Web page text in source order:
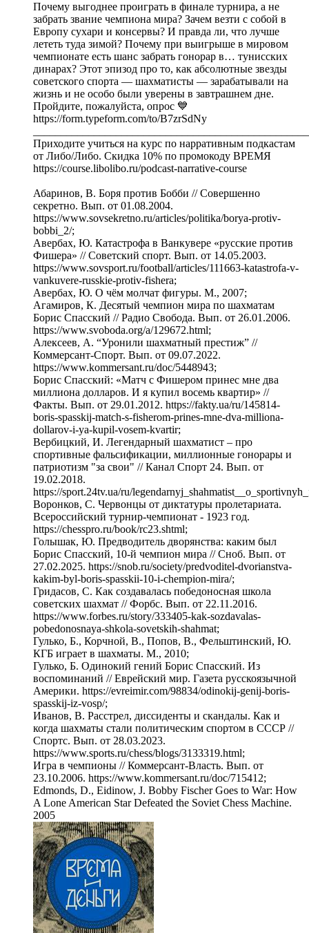
Почему выгоднее проиграть в финале турнира, а не
забрать звание чемпиона мира? Зачем везти с собой в
Европу сухари и консервы? И правда ли, что лучше
лететь туда зимой? Почему при выигрыше в мировом
чемпионате есть шанс забрать гонорар в… тунисских
динарах? Этот эпизод про то, как абсолютные звезды
советского спорта — шахматисты — зарабатывали на
жизнь и не особо были уверены в завтрашнем дне.
Пройдите, пожалуйста, опрос 💙
https://form.typeform.com/to/B7zrSdNy
Приходите учиться на курс по нарративным подкастам
от Либо/Либо. Скидка 10% по промокоду ВРЕМЯ
https://course.libolibo.ru/podcast-narrative-course
Абаринов, В. Боря против Бобби // Совершенно
секретно. Вып. от 01.08.2004.
https://www.sovsekretno.ru/articles/politika/borya-protiv-
bobbi_2/;
Авербах, Ю. Катастрофа в Ванкувере «русские против
Фишера» // Советский спорт. Вып. от 14.05.2003.
https://www.sovsport.ru/football/articles/111663-katastrofa-v-
vankuvere-russkie-protiv-fishera;
Авербах, Ю. О чём молчат фигуры. М., 2007;
Агамиров, К. Десятый чемпион мира по шахматам
Борис Спасский // Радио Свобода. Вып. от 26.01.2006.
https://www.svoboda.org/a/129672.html;
Алексеев, А. “Уронили шахматный престиж” //
Коммерсант-Спорт. Вып. от 09.07.2022.
https://www.kommersant.ru/doc/5448943;
Борис Спасский: «Матч с Фишером принес мне два
миллиона долларов. И я купил восемь квартир» //
Факты. Вып. от 29.01.2012. https://fakty.ua/ru/145814-
boris-spasskij-match-s-fisherom-prines-mne-dva-milliona-
dollarov-i-ya-kupil-vosem-kvartir;
Вербицкий, И. Легендарный шахматист – про
спортивные фальсификации, миллионные гонорары и
патриотизм "за свои" // Канал Спорт 24. Вып. от
19.02.2018.
https://sport.24tv.ua/ru/
Воронков, С. Червонцы от диктатуры пролетариата.
Всероссийский турнир-чемпионат - 1923 год.
https://chesspro.ru/book/rc23.shtml;
Голышак, Ю. Предводитель дворянства: каким был
Борис Спасский, 10-й чемпион мира // Сноб. Вып. от
27.02.2025. https://snob.ru/society/predvoditel-dvorianstva-
kakim-byl-boris-spasskii-10-i-chempion-mira/;
Гридасов, С. Как создавалась победоносная школа
советских шахмат // Форбс. Вып. от 22.11.2016.
https://www.forbes.ru/story/333405-kak-sozdavalas-
pobedonosnaya-shkola-sovetskih-shahmat;
Гулько, Б., Корчной, В., Попов, В., Фельштинский, Ю.
КГБ играет в шахматы. М., 2010;
Гулько, Б. Одинокий гений Борис Спасский. Из
воспоминаний // Еврейский мир. Газета русскоязычной
Америки. https://evreimir.com/98834/odinokij-genij-boris-
spasskij-iz-vosp/;
Иванов, В. Расстрел, диссиденты и скандалы. Как и
когда шахматы стали политическим спортом в СССР //
Спортс. Вып. от 28.03.2023.
https://www.sports.ru/chess/blogs/3133319.html;
Игра в чемпионы // Коммерсант-Власть. Вып. от
23.10.2006. https://www.kommersant.ru/doc/715412;
Edmonds, D., Eidinow, J. Bobby Fischer Goes to War: How
A Lone American Star Defeated the Soviet Chess Machine.
2005